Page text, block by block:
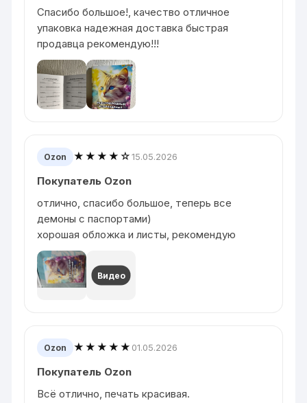
Спасибо большое!, качество отличное
упаковка надежная доставка быстрая
продавца рекомендую!!!
Ozon ★★★★☆15.05.2026
Покупатель Ozon
отлично, спасибо большое, теперь все
демоны с паспортами)
хорошая обложка и листы, рекомендую
Видео
Ozon ★★★★★ 01.05.2026
Покупатель Ozon
Всё отлично, печать красивая.